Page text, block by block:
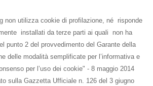
non utilizza cookie di profilazione, né risponde
installati da terze parti ai quali non ha
punto 2 del provvedimento del Garante della
delle modalità semplificate per l’informativa e
per l’uso dei cookie" - 8 maggio 2014
sulla Gazzetta Ufficiale n. 126 del 3 giugno